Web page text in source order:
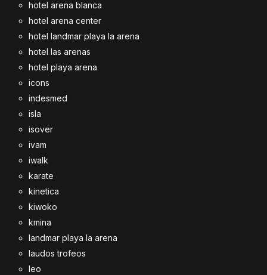
hotel arena blanca
hotel arena center
hotel landmar playa la arena
hotel las arenas
hotel playa arena
icons
indesmed
isla
isover
ivam
iwalk
karate
kinetica
kiwoko
kmina
landmar playa la arena
laudos trofeos
leo